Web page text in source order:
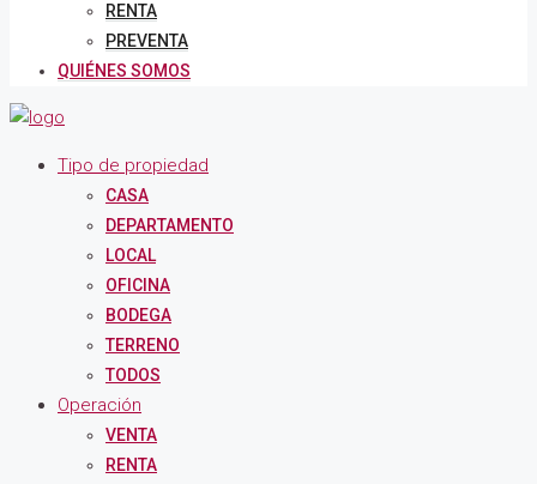
RENTA
PREVENTA
QUIÉNES SOMOS
Tipo de propiedad
CASA
DEPARTAMENTO
LOCAL
OFICINA
BODEGA
TERRENO
TODOS
Operación
VENTA
RENTA